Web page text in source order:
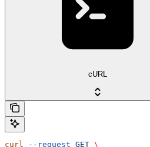
cURL
curl --request GET \